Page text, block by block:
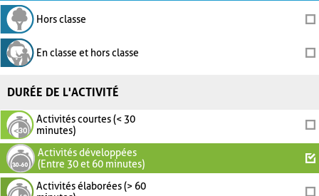
Hors classe
En classe et hors classe
DURÉE DE L'ACTIVITÉ
Activités courtes (< 30
minutes)
Activités développées
(Entre 30 et 60 minutes)
Activités élaborées (> 60